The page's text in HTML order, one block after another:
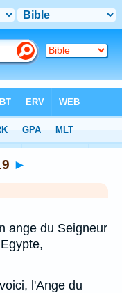
►
ange du Seigneur
l'Ange du